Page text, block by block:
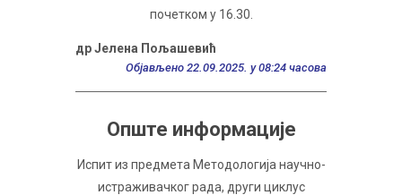
почетком у 16.30.
др Јелена Пољашевић
Објављено 22.09.2025. у 08:24 часова
Опште информације
Испит из предмета Методологија научно-
истраживачког рада, други циклус